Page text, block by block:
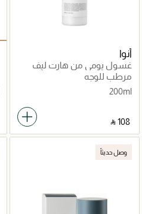
أنوا
غسول يومي من هارت ليف
بنسبة 70%
مرطب للوجه
200ml
‎ ⃁ ⁦108⁩ ‎
وصل حديثاً